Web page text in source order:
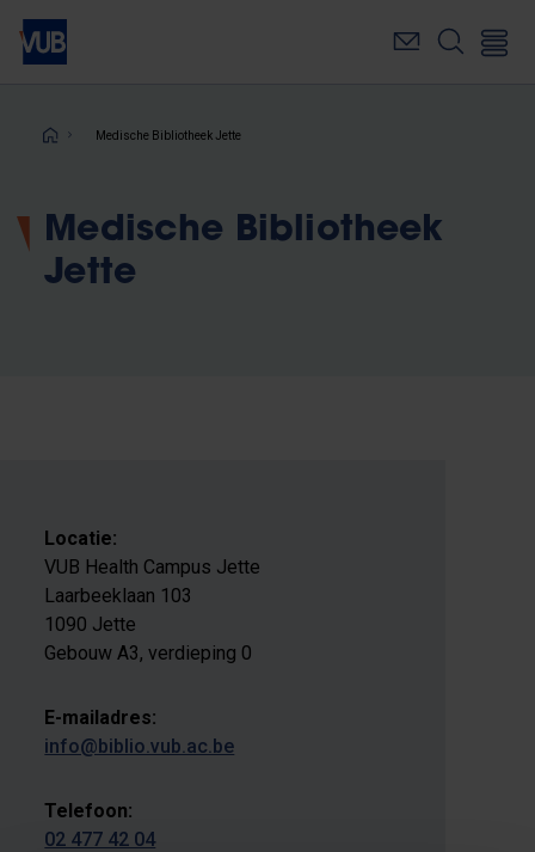
Overslaan
naar
inhoudKruimelpad
Medische Bibliotheek Jette
Medische Bibliotheek
Jette
Locatie:
VUB Health Campus Jette
Laarbeeklaan 103
1090 Jette
Gebouw A3, verdieping 0
E-mailadres:
info@biblio.vub.ac.be
Telefoon:
02 477 42 04